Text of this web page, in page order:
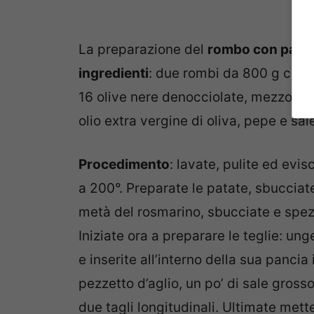
La preparazione del rombo con
ingredienti: due rombi da 800 g
16 olive nere denocciolate, mezzo
olio extra vergine di oliva, pepe e
Procedimento: lavate, pulite ed
a 200°. Preparate le patate,
metà del rosmarino, sbucciate e
Iniziate ora a preparare le teglie:
e inserite all’interno della sua
pezzetto d’aglio, un po’ di sale
due tagli longitudinali. Ultimate